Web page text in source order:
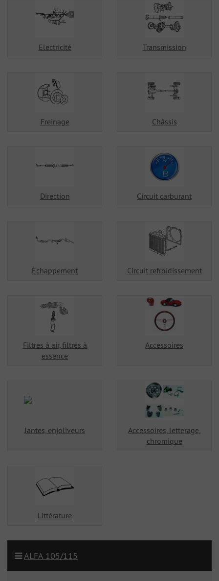
Electricité Transmission
Freinage Châssis
Direction Circuit carburant
Èchappement Circuit refroidissement
Filtres à air, filtres à
essence
Accessoires
Jantes, enjoliveurs
Accessoires, letterage,
chromique
Littérature
ALFA 105/115